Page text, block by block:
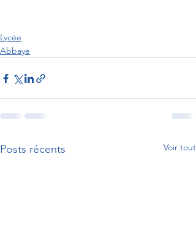
Lycée
Abbaye
Posts récents Voir tout